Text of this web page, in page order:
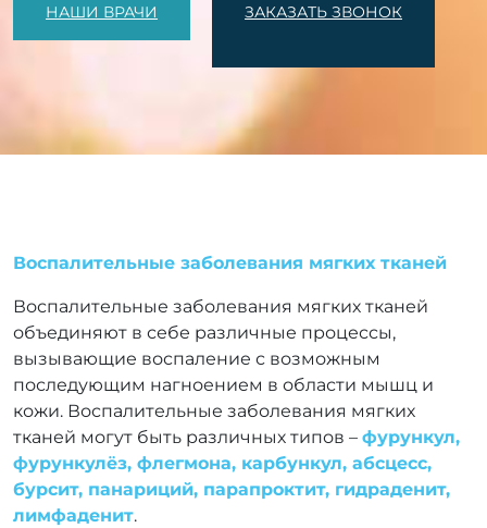
НАШИ ВРАЧИ ЗАКАЗАТЬ ЗВОНОК
Воспалительные заболевания мягких тканей
Воспалительные заболевания мягких тканей
объединяют в себе различные процессы,
вызывающие воспаление с возможным
последующим нагноением в области мышц и
кожи. Воспалительные заболевания мягких
тканей могут быть различных типов – фурункул,
фурункулёз, флегмона, карбункул, абсцесс,
бурсит, панариций, парапроктит, гидраденит,
лимфаденит.